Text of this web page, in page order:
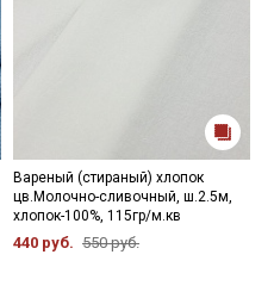
Вареный (стираный) хлопок
цв.Молочно-сливочный, ш.2.5м,
хлопок-100%, 115гр/м.кв
440 руб. 550 руб.